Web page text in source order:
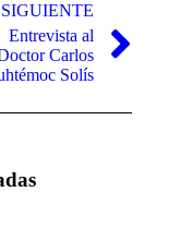
SIGUIENTE
Entrevista al
Carlos
Solís